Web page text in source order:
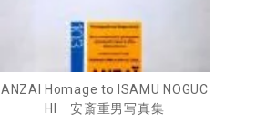
ANZAI Homage to ISAMU NOGUC
HI 安斎重男写真集